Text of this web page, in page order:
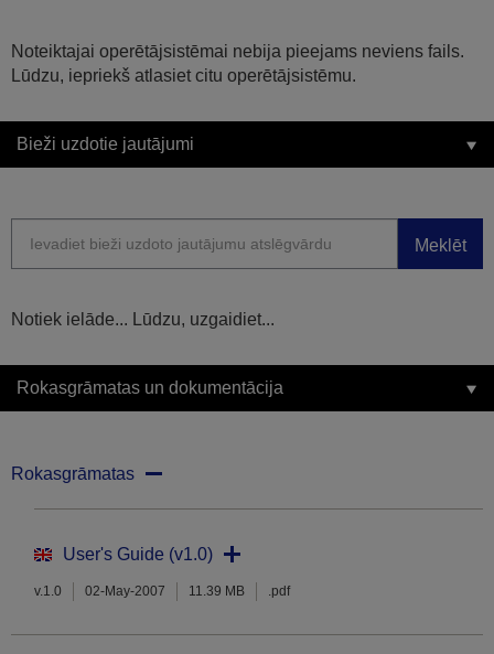
Noteiktajai operētājsistēmai nebija pieejams neviens fails.
Lūdzu, iepriekš atlasiet citu operētājsistēmu.
Bieži uzdotie jautājumi
Meklēt
Notiek ielāde... Lūdzu, uzgaidiet...
Rokasgrāmatas un dokumentācija
Rokasgrāmatas
User's Guide (v1.0)
v.1.0 02-May-2007 11.39 MB .pdf